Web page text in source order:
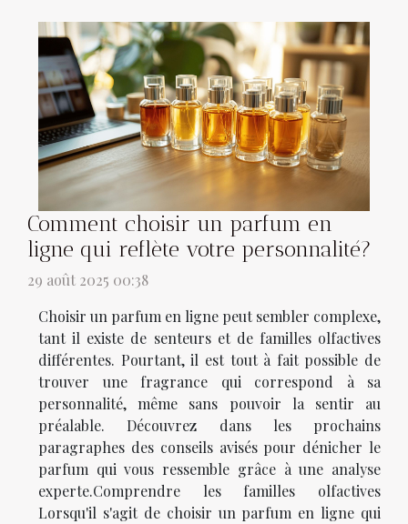
Comment choisir un parfum en
ligne qui reflète votre personnalité?
29 août 2025 00:38
Choisir un parfum en ligne peut sembler complexe,
tant il existe de senteurs et de familles olfactives
différentes. Pourtant, il est tout à fait possible de
trouver une fragrance qui correspond à sa
personnalité, même sans pouvoir la sentir au
préalable. Découvrez dans les prochains
paragraphes des conseils avisés pour dénicher le
parfum qui vous ressemble grâce à une analyse
experte.Comprendre les familles olfactives
Lorsqu'il s'agit de choisir un parfum en ligne qui